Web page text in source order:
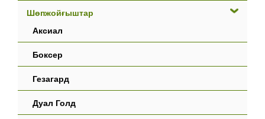
Шөпжойғыштар
Аксиал
Боксер
Гезагард
Дуал Голд